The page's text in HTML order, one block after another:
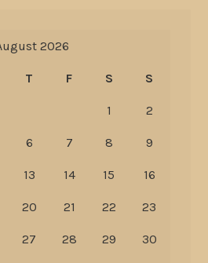
2026
T F S S
1 2
6 7 8 9
13 14 15 16
20 21 22 23
27 28 29 30